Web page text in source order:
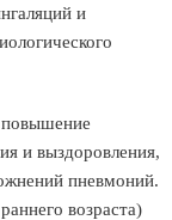
и
и выздоровления,
пневмоний.
возраста)